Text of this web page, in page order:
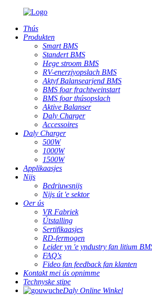
Thús
Produkten
Smart BMS
Standert BMS
Hege stroom BMS
RV-enerzjyopslach BMS
Aktyf Balansearjend BMS
BMS foar frachtweinstart
BMS foar thúsopslach
Aktive Balanser
Daly Charger
Accessoires
Daly Charger
500W
1000W
1500W
Applikaasjes
Nijs
Bedriuwsnijs
Nijs út 'e sektor
Oer ús
VR Fabriek
Útstalling
Sertifikaasjes
RD-fermogen
Leider yn 'e yndustry fan litium
FAQ's
Fideo fan feedback fan klanten
Kontakt mei ús opnimme
Technyske stipe
Daly Online Winkel